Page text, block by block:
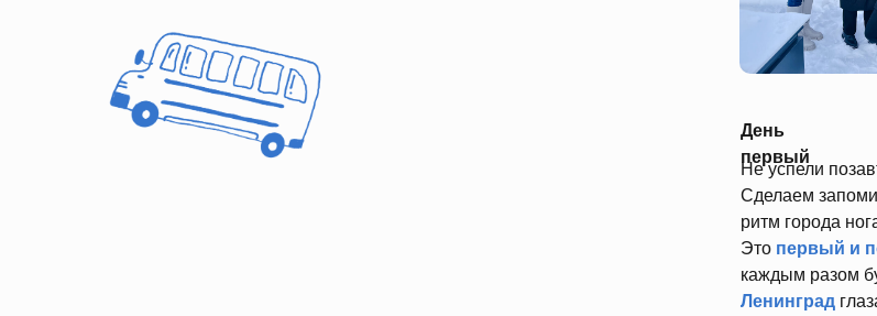
Не успели
Сделаем
ритм города
Это первый и
каждым разом
Ленинград
День
первый